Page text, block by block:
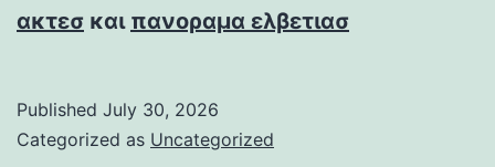
ακτεσ και πανοραμα ελβετιασ
Published July 30, 2026
Categorized as Uncategorized